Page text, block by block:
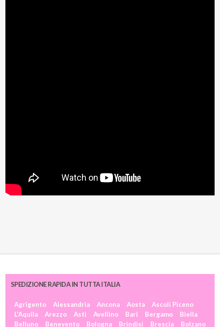
SPEDIZIONE RAPIDA IN TUTTA ITALIA
Agrigento Alessandria Ancona Aosta
Ascoli Piceno
L'Aquila
Arezzo Asti Avellino Bari Bergamo
Biella
Belluno
Benevento Bologna Brindisi Brescia
Bolzano